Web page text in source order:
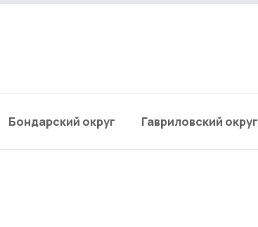
Бондарский округ Гавриловский округ